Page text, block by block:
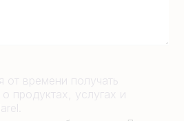
времени получать
продуктах, услугах и